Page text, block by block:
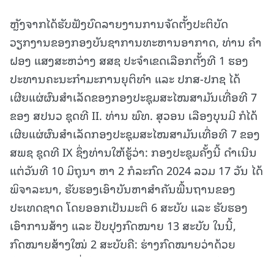
ຫຼັງຈາກໄດ້ຮັບຟັງບົດລາຍງານການຈັດຕັ້ງປະຕິບັດ
ວຽກງານຂອງກອງບັນຊາການທະຫານອາກາດ, ທ່ານ ຄຳ
ຝອງ ແສງສະຫວ່າງ ສສຊ ປະຈຳເຂດເລືອກຕັ້ງທີ 1 ຮອງ
ປະທານຄະນະກຳມະການຍຸຕິທຳ ແລະ ປກສ-ປກຊ ໄດ້
ເຜີຍແຜ່ຜົນສຳເລັດຂອງກອງປະຊຸມສະໄໝສາມັນເທື່ອທີ 7
ຂອງ ສປນວ ຊຸດທີ II. ທ່ານ ພົທ. ສຸວອນ ເລືອງບຸນມີ ກໍໄດ້
ເຜີຍແຜ່ຜົນສຳເລັດກອງປະຊຸມສະໄໝສາມັນເທື່ອທີ 7 ຂອງ
ສພຊ ຊຸດທີ IX ຊຶ່ງທ່ານໃຫ້ຮູ້ວ່າ: ກອງປະຊຸມຄັ້ງນີ້ ດໍາເນີນ
ແຕ່ວັນທີ 10 ມິຖຸນາ ຫາ 2 ກໍລະກົດ 2024 ລວມ 17 ວັນ ໄດ້
ພິຈາລະນາ, ຮັບຮອງເອົາບັນຫາສຳຄັນພື້ນຖານຂອງ
ປະເທດຊາດ ໂດຍອອກເປັນມະຕິ 6 ສະບັບ ແລະ ຮັບຮອງ
ເອົາການສ້າງ ແລະ ປັບປຸງກົດໝາຍ 13 ສະບັບ ໃນນີ້,
ກົດໝາຍສ້າງໃໝ່ 2 ສະບັບຄື: ຮ່າງກົດໝາຍວ່າດ້ວຍ